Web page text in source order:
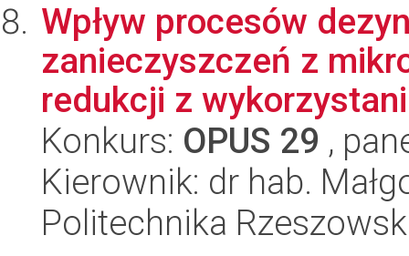
Wpływ procesów
zanieczyszczeń z
redukcji z
Konkurs: OPUS 29 ,
Kierownik: dr hab.
Politechnika